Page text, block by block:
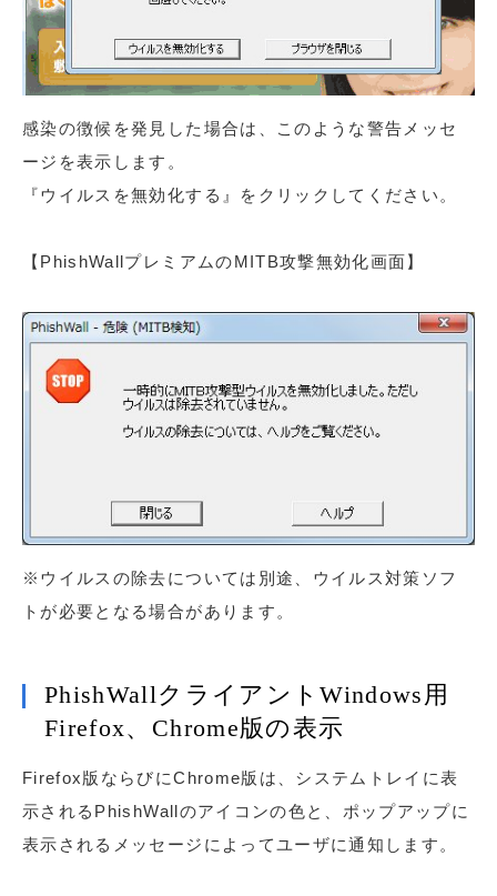
感染の徴候を発見した場合は、このような警告メッセ
ージを表示します。
『ウイルスを無効化する』をクリックしてください。
【PhishWallプレミアムのMITB攻撃無効化画面】
※ウイルスの除去については別途、ウイルス対策ソフ
トが必要となる場合があります。
PhishWallクライアントWindows用
Firefox、Chrome版の表示
Firefox版ならびにChrome版は、システムトレイに表
示されるPhishWallのアイコンの色と、ポップアップに
表示されるメッセージによってユーザに通知します。